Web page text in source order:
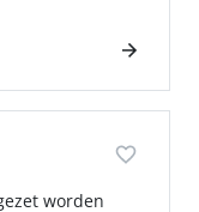
worden